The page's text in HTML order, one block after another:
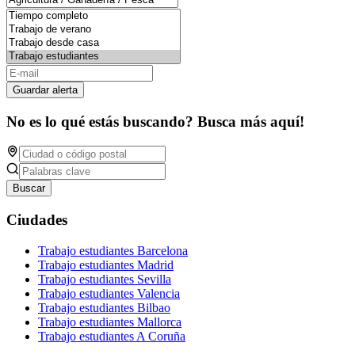
Guardar alerta
No es lo qué estás buscando? Busca más aquí!
Buscar
Ciudades
Trabajo estudiantes Barcelona
Trabajo estudiantes Madrid
Trabajo estudiantes Sevilla
Trabajo estudiantes Valencia
Trabajo estudiantes Bilbao
Trabajo estudiantes Mallorca
Trabajo estudiantes A Coruña